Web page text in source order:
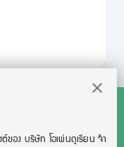
ของ บริษัท โอเพ่นดูเรียน จํา